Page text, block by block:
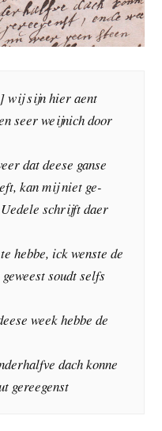
wij sijn hier aent
seer weijnich door
dat deese ganse
kan mij niet ge-
schrijft daer
hebbe, ick wenste de
soudt selfs
week hebbe de
dach konne
gereegenst